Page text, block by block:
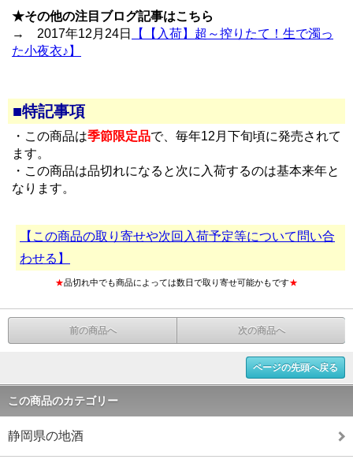
★その他の注目ブログ記事はこちら
→ 2017年12月24日
【【入荷】超～搾りたて！生で濁っ
た小夜衣♪】
■特記事項
・この商品は季節限定品で、毎年12月下旬頃に発売されて
ます。
・この商品は品切れになると次に入荷するのは基本来年と
なります。
【この商品の取り寄せや次回入荷予定等について問い合
わせる】
★品切れ中でも商品によっては数日で取り寄せ可能かもです★
前の商品へ 次の商品へ
ページの先頭へ戻る
この商品のカテゴリー
静岡県の地酒